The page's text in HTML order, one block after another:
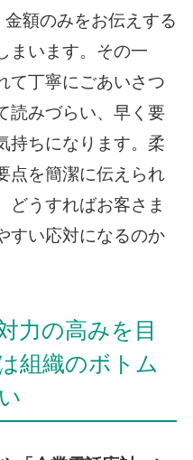
額のみをお伝えする
まいます。その一
て丁寧にごあいさつ
読みづらい、早く要
持ちになります。柔
点を簡潔に伝えられ
どうすればお客さま
すい応対になるのか
力の高みを目
組織のボトム